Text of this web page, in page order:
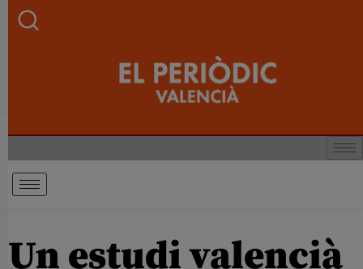
Un estudi valencià